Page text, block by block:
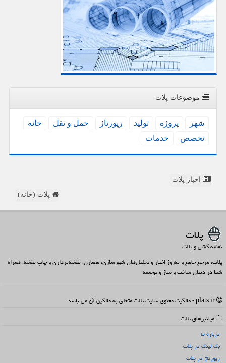
موضوعات پلات
شهر پروژه تولید رپورتاژ حمل و نقل
خانه
تخصص
خدمات
اخبار پلات
پلات (خانه)
پلات
نقشه کشی و پلات
پلات، مرجع جامع و به‌روز اخبار و تحلیل‌های شهرسازی، معماری، نقشه‌برداری و چاپ نقشه، همراه
شما در دنیای ساخت و ساز و توسعه
میانبرهای پلات
درباره ما
بک لینک در پلات
رپورتاژ در پلات